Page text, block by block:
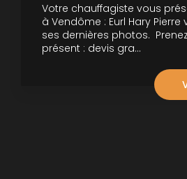
Votre chauffagiste vous
à Vendôme : Eurl Hary
ses dernières photos.
présent : devis gra...